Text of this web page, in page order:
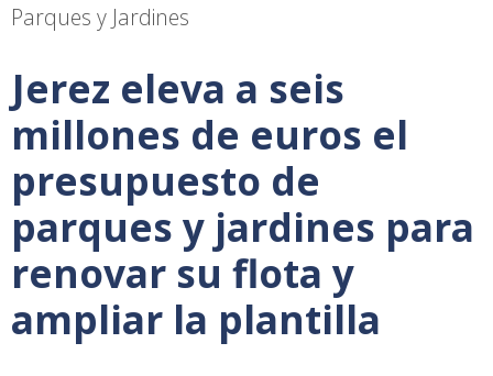
Parques y Jardines
Jerez eleva a seis
millones de euros el
presupuesto de
parques y jardines para
renovar su flota y
ampliar la plantilla